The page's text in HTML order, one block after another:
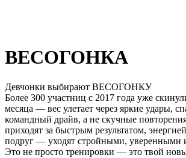
ВЕСОГОНКА
Девчонки выбирают ВЕСОГОНКУ
Более 300 участниц с 2017 года уже
месяца — вес улетает через яркие удары,
командный драйв, а не скучные
приходят за быстрым результатом,
подруг — уходят стройными, уверенными
Это не просто тренировки — это твой